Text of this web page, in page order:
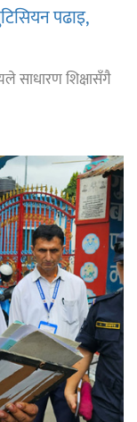
पढाइ,
साधारण शिक्षासँगै